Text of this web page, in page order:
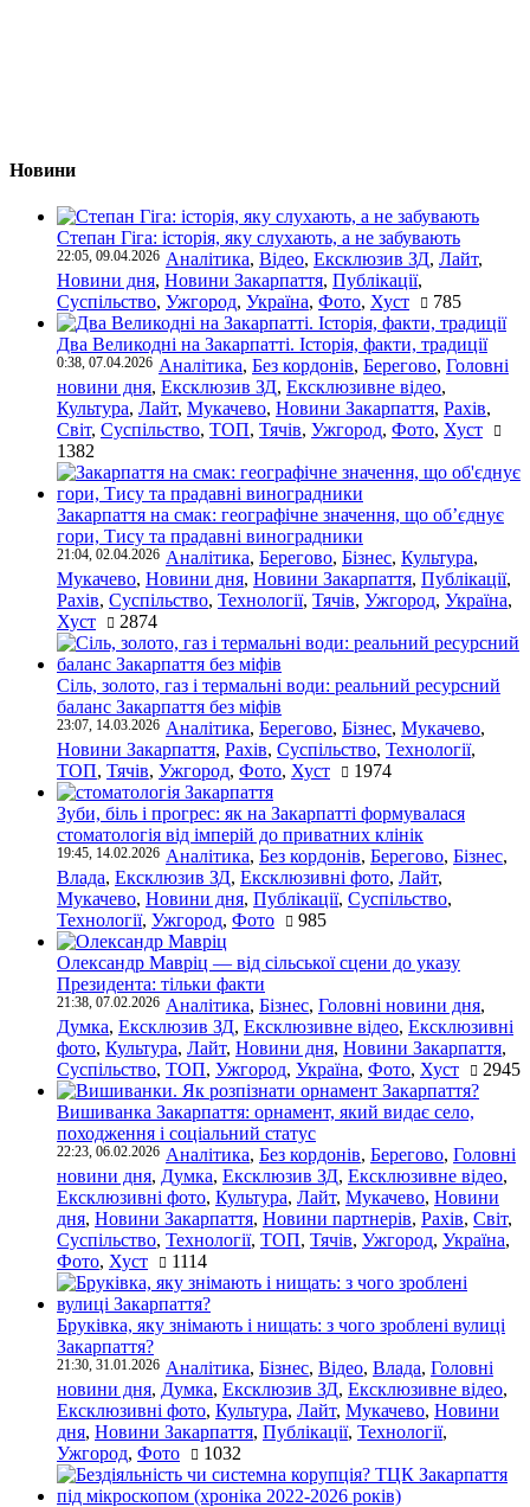
Новини
Степан Гіга: історія, яку слухають, а не забувають
22:05, 09.04.2026 Аналітика, Відео, Ексклюзив ЗД, Лайт,
Новини дня, Новини Закарпаття, Публікації,
Суспільство, Ужгород, Україна, Фото, Хуст 785
Два Великодні на Закарпатті. Історія, факти, традиції
0:38, 07.04.2026 Аналітика, Без кордонів, Берегово, Головні
новини дня, Ексклюзив ЗД, Ексклюзивне відео,
Культура, Лайт, Мукачево, Новини Закарпаття, Рахів,
Світ, Суспільство, ТОП, Тячів, Ужгород, Фото, Хуст
1382
Закарпаття на смак: географічне значення, що об’єднує
гори, Тису та прадавні виноградники
21:04, 02.04.2026 Аналітика, Берегово, Бізнес, Культура,
Мукачево, Новини дня, Новини Закарпаття, Публікації,
Рахів, Суспільство, Технології, Тячів, Ужгород, Україна,
Хуст
2874
Сіль, золото, газ і термальні води: реальний ресурсний
баланс Закарпаття без міфів
23:07, 14.03.2026 Аналітика, Берегово, Бізнес, Мукачево,
Новини Закарпаття, Рахів, Суспільство, Технології,
ТОП, Тячів, Ужгород, Фото, Хуст 1974
Зуби, біль і прогрес: як на Закарпатті формувалася
стоматологія від імперій до приватних клінік
19:45, 14.02.2026 Аналітика, Без кордонів, Берегово, Бізнес,
Влада, Ексклюзив ЗД, Ексклюзивні фото, Лайт,
Мукачево, Новини дня, Публікації, Суспільство,
Технології, Ужгород, Фото 985
Олександр Мавріц — від сільської сцени до указу
Президента: тільки факти
21:38, 07.02.2026 Аналітика, Бізнес, Головні новини дня,
Думка, Ексклюзив ЗД, Ексклюзивне відео, Ексклюзивні
фото, Культура, Лайт, Новини дня, Новини Закарпаття,
Суспільство, ТОП, Ужгород, Україна, Фото, Хуст 2945
Вишиванка Закарпаття: орнамент, який видає село,
походження і соціальний статус
22:23, 06.02.2026 Аналітика, Без кордонів, Берегово, Головні
новини дня, Думка, Ексклюзив ЗД, Ексклюзивне відео,
Ексклюзивні фото, Культура, Лайт, Мукачево, Новини
дня, Новини Закарпаття, Новини партнерів, Рахів, Світ,
Суспільство, Технології, ТОП, Тячів, Ужгород, Україна,
Фото, Хуст 1114
Бруківка, яку знімають і нищать: з чого зроблені вулиці
Закарпаття?
21:30, 31.01.2026 Аналітика, Бізнес, Відео, Влада, Головні
новини дня, Думка, Ексклюзив ЗД, Ексклюзивне відео,
Ексклюзивні фото, Культура, Лайт, Мукачево, Новини
дня, Новини Закарпаття, Публікації, Технології,
Ужгород, Фото 1032